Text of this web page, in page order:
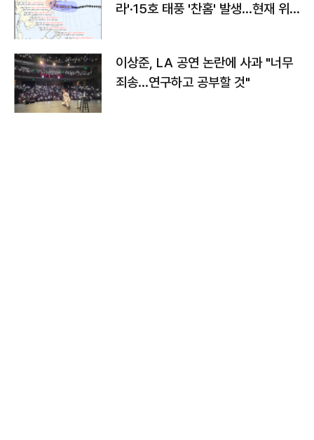
라'·15호 태풍 '찬홈' 발생…현재 위
이상준, LA 공연 논란에 사과 "너무
죄송…연구하고 공부할 것"